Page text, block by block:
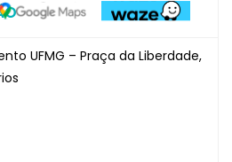
UFMG – Praça da Liberdade,